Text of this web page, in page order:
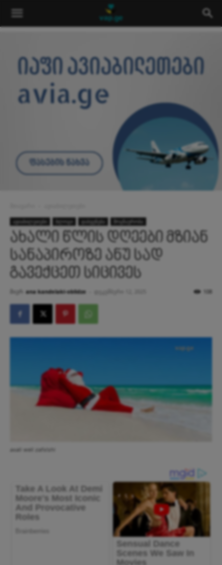
ავიაბილეთები დასვენება
ახალი წლის დღეები მზიან
სანაპიროზე ანუ სად
გავექცეთ სიცივეს
მიერ ana kandelaki-oblidze 108
axali weli zafxlshi